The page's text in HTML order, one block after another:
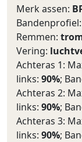
Merk assen:
Bandenprofiel:
Remmen:
Vering:
Achteras 1:
links: 90%;
Achteras 2:
links: 90%;
Achteras 3:
links: 90%;